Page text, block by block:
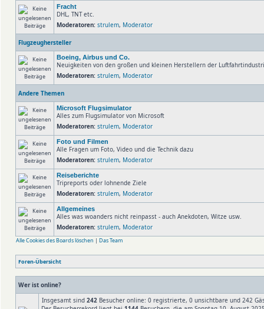
Fracht
DHL, TNT etc.
Moderatoren: strulem, Moderator
Flugzeughersteller
Boeing, Airbus und Co.
Neuigkeiten von den großen und kleinen Herstellern der
Moderatoren: strulem, Moderator
Andere Themen
Microsoft Flugsimulator
Alles zum Flugsimulator von Microsoft
Moderatoren: strulem, Moderator
Foto und Filmen
Alle Fragen um Foto, Video und die Technik dazu
Moderatoren: strulem, Moderator
Reiseberichte
Tripreports oder lohnende Ziele
Moderatoren: strulem, Moderator
Allgemeines
Alles was woanders nicht reinpasst - auch Anekdoten, Witze usw.
Moderatoren: strulem, Moderator
Alle Cookies des Boards löschen | Das Team
Foren-Übersicht
Wer ist online?
Insgesamt sind 242 Besucher online: 0 registrierte, 0 unsichtbare und 242